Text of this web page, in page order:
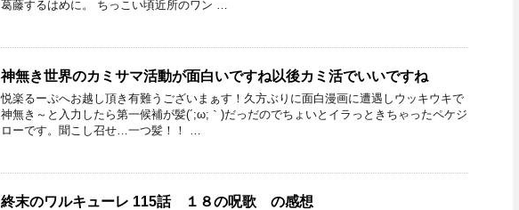
葛藤するはめに。 ちっこい頃近所のワン …
神無き世界のカミサマ活動が面白いですね以後カミ活でいいですね
悦楽るーぷへお越し頂き有難うございまぁす！久方ぶりに面白漫画に遭遇しウッキウキで
神無き～と入力したら第一候補が髪(´;ω;｀)だっだのでちょいとイラっときちゃったペケジ
ローです。聞こし召せ…一つ髪！！ …
終末のワルキューレ 115話 １８の呪歌 の感想